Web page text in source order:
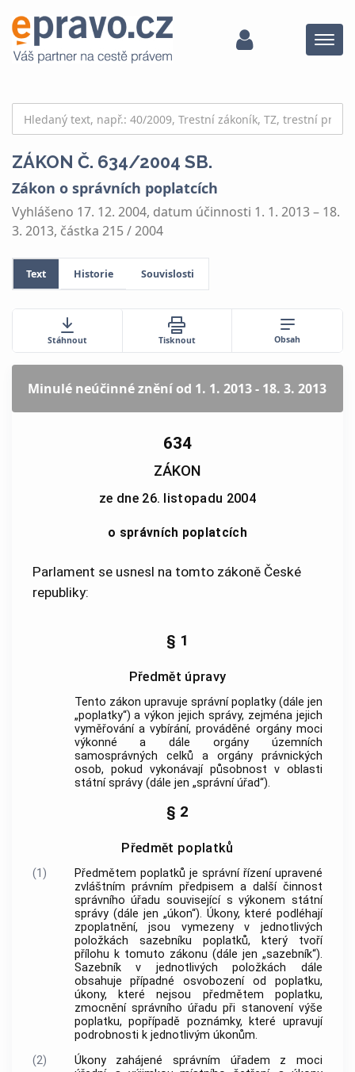
Menu
ZÁKON Č. 634/2004 SB.
Zákon o správních poplatcích
Vyhlášeno 17. 12. 2004, datum účinnosti 1. 1. 2013 – 18.
3. 2013, částka 215 / 2004
Text Historie Souvislosti
Stáhnout Tisknout Obsah
Minulé neúčinné zněníod 1. 1. 2013 - 18. 3. 2013
634
ZÁKON
ze dne 26. listopadu 2004
o správních poplatcích
Parlament se usnesl na tomto zákoně České
republiky:
§ 1
Předmět úpravy
Tento zákon upravuje správnípoplatky(dále jen
„poplatky“) a výkon jejich správy, zejména jejich
vyměřování a vybírání, prováděné orgány moci
výkonné a dále orgány územních
samosprávných celků a orgány právnických
osob, pokud vykonávají působnost v oblasti
státní správy (dále jen „správní úřad“).
§ 2
Předmět poplatků
(1) Předmětem poplatků je správní řízení upravené
zvláštním právním předpisem a další činnost
správního úřadu související s výkonem státní
správy (dále jen „úkon“). Úkony, které podléhají
zpoplatnění, jsou vymezeny v jednotlivých
položkách sazebníku poplatků, který tvoří
přílohu k tomuto zákonu (dále jen „sazebník“).
Sazebníkv jednotlivých položkách dále
obsahuje případné osvobození od poplatku,
úkony, které nejsou předmětem poplatku,
zmocnění správního úřadu při stanovení výše
poplatku, popřípadě poznámky, které upravují
podrobnosti k jednotlivým úkonům.
(2)
Úkonyzahájené správním úřadem z moci